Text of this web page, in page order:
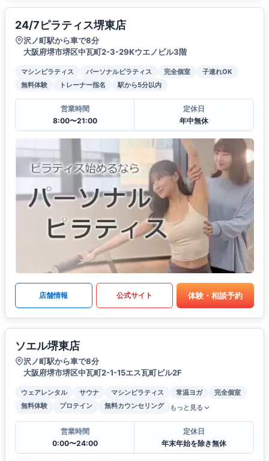
24/7ピラティス堺東店
沢ノ町駅から車で8分
大阪府堺市堺区中瓦町2-3-29Kウエノビル3階
マシンピラティス パーソナルピラティス 完全個室
子連れOK
無料体験
トレーナー指名 駅から5分以内
営業時間
8:00〜21:00
定休日
年中無休
店舗情報 公式サイト 体験・相談予約
ソエル堺東店
沢ノ町駅から車で8分
大阪府堺市堺区中瓦町2-1-15エス瓦町ビル2F
ウェアレンタル サウナ マシンピラティス 常温ヨガ
完全個室
無料体験
プロテイン 無料カウンセリング もっと見る
営業時間
0:00〜24:00
定休日
年末年始を除き無休